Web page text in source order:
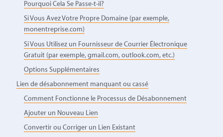
Pourquoi Cela Se Passe-t-il?
Si Vous Avez Votre Propre Domaine (par exemple,
monentreprise.com)
Si Vous Utilisez un Fournisseur de Courrier Électronique
Gratuit (par exemple, gmail.com, outlook.com, etc.)
Options Supplémentaires
Lien de désabonnement manquant ou cassé
Comment Fonctionne le Processus de Désabonnement
Ajouter un Nouveau Lien
Convertir ou Corriger un Lien Existant